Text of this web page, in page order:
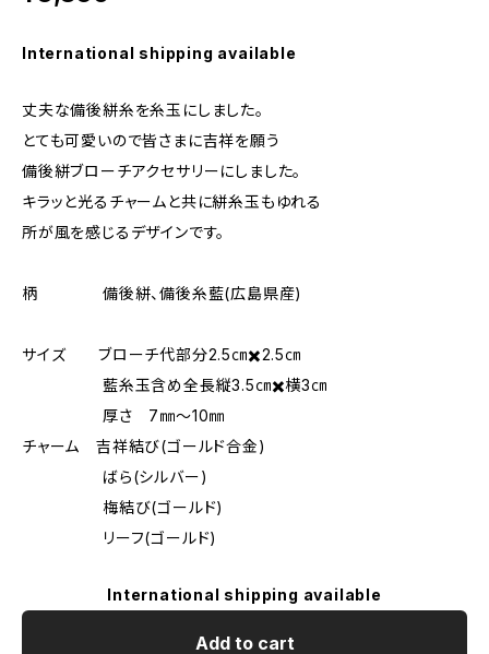
International shipping available
丈夫な備後絣糸を糸玉にしました。
とても可愛いので皆さまに吉祥を願う
備後絣ブローチアクセサリーにしました。
キラッと光るチャームと共に絣糸玉もゆれる
所が風を感じるデザインです。
柄 備後絣、備後糸藍(広島県産)
サイズ ブローチ代部分2.5㎝✖️2.5㎝
藍糸玉含め全長縦3.5㎝✖️横3㎝
厚さ 7㎜〜10㎜
チャーム 吉祥結び(ゴールド合金)
ばら(シルバー)
梅結び(ゴールド)
リーフ(ゴールド)
International shipping available
Add to cart